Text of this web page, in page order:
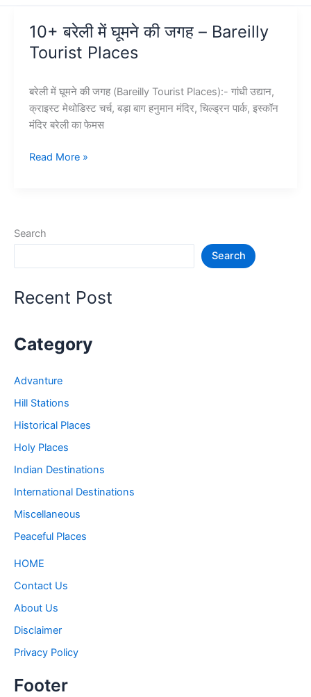
10+ बरेली में घूमने की जगह – Bareilly
Tourist Places
बरेली में घूमने की जगह (Bareilly Tourist Places):- गांधी उद्यान,
क्राइस्ट मेथोडिस्ट चर्च, बड़ा बाग हनुमान मंदिर, चिल्ड्रन पार्क, इस्कॉन
मंदिर बरेली का फेमस
10+
जगह
Places
Read More »
Search
Search
Recent Post
Category
Advanture
Hill Stations
Historical Places
Holy Places
Indian Destinations
International Destinations
Miscellaneous
Peaceful Places
HOME
Contact Us
About Us
Disclaimer
Privacy Policy
Footer